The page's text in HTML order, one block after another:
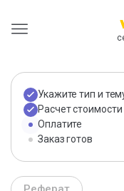
Укажите тип и
Расчет стоимости
Оплатите
Заказ готов